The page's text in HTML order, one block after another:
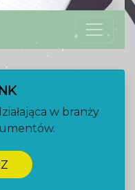
w branży